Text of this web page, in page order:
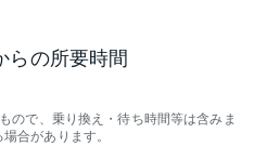
らの所要時間
ので、乗り換え・待ち時間等は含みま
合があります。